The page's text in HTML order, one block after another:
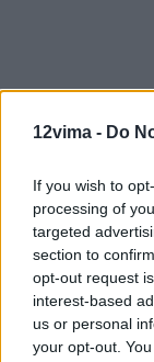
12vima - Do
If you wish to
processing of
targeted
section to
opt-out request
interest-based
us or personal
your opt-out.